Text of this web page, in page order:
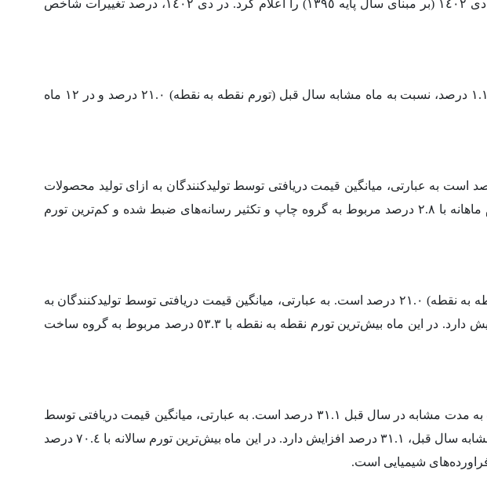
به گزارش اقتصادکوشان به نقل از خبرگزاری مهر، مرکز آمار ایران شاخص قیمت تولیدکننده بخش صنعت در دی ١٤٠٢ (بر مبنای سال پایه ١٣٩٥) را اعلام کرد. در دی ١٤٠٢، درصد تغییرات شاخص
در دی ماه ١٤٠٢، شاخص قیمت کل تولیدکننده بخش صنعت ۱۰۶۹.۰ است که نسبت به ماه قبل (تورم ماهانه) ١.١ درصد، نسبت به ماه مشابه سال قبل (تورم نقطه به نقطه) ٢١.٠ درصد و در ١٢ ماه
١٤٠٢، درصد تغییرات شاخص قیمت تولیدکننده بخش صنعت نسبت به ماه قبل (تورم ماهانه) ۱.۱ درصد است به عبارتی، میانگین قیمت دریافتی توسط تولیدکنندگان به ازای تولید محصولات
صنعتی در داخل کشور، در دی ماه ١٤٠٢ نسبت به ماه قبل، ١.١ درصد افزایش دارد. در این ماه بیش‌ترین تورم ماهانه با ٢.٨ درصد مربوط به گروه چاپ و تکثیر رسانه‌های ضبط شده و کم‌ترین تورم
در دی ماه ١٤٠٢، درصد تغییرات شاخص قیمت تولیدکننده بخش صنعت نسبت به ماه مشابه سال قبل (تورم نقطه به نقطه) ۲۱.۰ درصد است. به عبارتی، میانگین قیمت دریافتی توسط تولیدکنندگان به
ازای تولید محصولات صنعتی در داخل کشور، در دی ماه ١٤٠٢ نسبت به دوره مشابه سال قبل ٢١.٠ درصد افزایش دارد. در این ماه بیش‌ترین تورم نقطه به نقطه با ٥٣.٣ درصد مربوط به گروه ساخت
در دی ماه ١٤٠٢، درصد تغییرات شاخص قیمت تولیدکننده بخش صنعت در ١٢ ماه منتهی به دی ماه ١٤٠٢ نسبت به مدت مشابه در سال قبل ۳۱.۱ درصد است. به عبارتی، میانگین قیمت دریافتی توسط
تولیدکنندگان به ازای تولید محصولات صنعتی در داخل کشور، در ١٢ ماه منتهی به دی ماه ١٤٠٢ نسبت به دوره مشابه سال قبل، ٣١.١ درصد افزایش دارد. در این ماه بیش‌ترین تورم سالانه با ٧٠.٤ درصد